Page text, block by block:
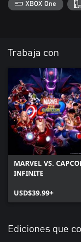
XBOX One
Trabaja con
MARVEL VS.
INFINITE
USD$39.99+
Ediciones que